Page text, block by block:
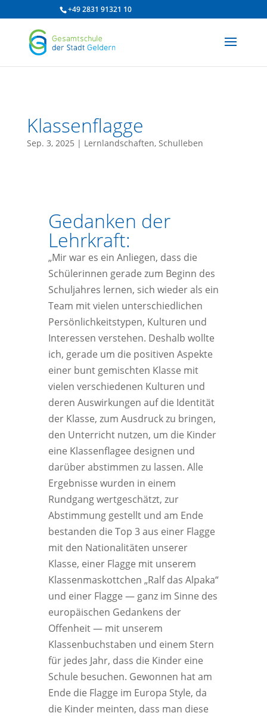
+49 2831 91321 10
Klassenflagge
Sep. 3, 2025 | Lernlandschaften, Schulleben
Gedanken der
Lehrkraft:
„Mir war es ein Anliegen, dass die
Schülerinnen gerade zum Beginn des
Schuljahres lernen, sich wieder als ein
Team mit vielen unterschiedlichen
Persönlichkeitstypen, Kulturen und
Interessen verstehen. Deshalb wollte
ich, gerade um die positiven Aspekte
einer bunt gemischten Klasse mit
vielen verschiedenen Kulturen und
deren Auswirkungen auf die Identität
der Klasse, zum Ausdruck zu bringen,
den Unterricht nutzen, um die Kinder
eine Klassenflagee designen und
darüber abstimmen zu lassen. Alle
Ergebnisse wurden in einem
Rundgang wertgeschätzt, zur
Abstimmung gestellt und am Ende
bestanden die Top 3 aus einer Flagge
mit den Nationalitäten unserer
Klasse, einer Flagge mit unserem
Klassenmaskottchen „Ralf das Alpaka“
und einer Flagge — ganz im Sinne des
europäischen Gedankens der
Offenheit — mit unserem
Klassenbuchstaben und einem Stern
für jedes Jahr, dass die Kinder eine
Schule besuchen. Gewonnen hat am
Ende die Flagge im Europa Style, da
die Kinder meinten, dass man diese